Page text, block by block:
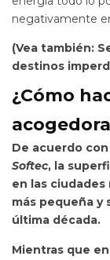
negativamente
(Vea también:
destinos
¿Cómo
De acuerdo
Softec, la
en las ciudades
más pequeña y
última década.
Mientras que